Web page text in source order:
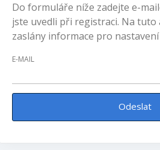
Do formuláře níže zadejte e-
jste uvedli při registraci. Na tuto
zaslány informace pro
E-MAIL
Odeslat